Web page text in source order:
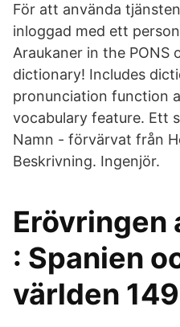
För att använda
inloggad med ett
Araukaner in the PONS
dictionary! Includes
pronunciation function
vocabulary feature. Ett
Namn - förvärvat från
Beskrivning. Ingenjör.
Erövringen
: Spanien
världen